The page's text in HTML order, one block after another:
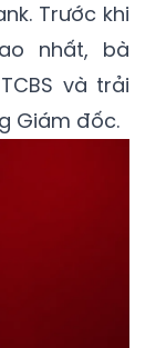
phát triển
năm làm
Trước khi
nhất, bà
và trải
Giám đốc.